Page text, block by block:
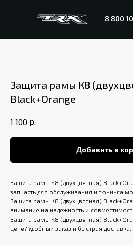
8 800
Защита рамы К8
Black+Orange
1 100 р.
Добавить в
Защита рамы К8 (двухцветная)
запчасть для обслуживания и тюнинга
Защита рамы К8 (двухцветная)
внимание на надёжность и
Защита рамы К8 (двухцветная)
цене? Удобный заказ и быстрая доставка.